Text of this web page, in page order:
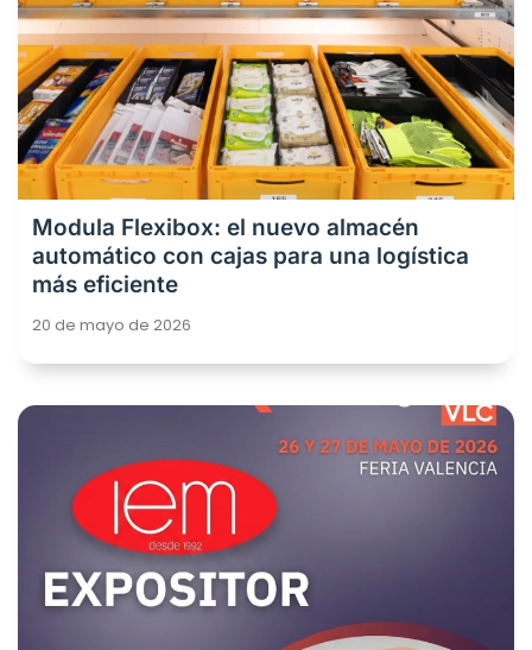
Modula Flexibox: el nuevo almacén
automático con cajas para una logística
más eficiente
20 de mayo de 2026